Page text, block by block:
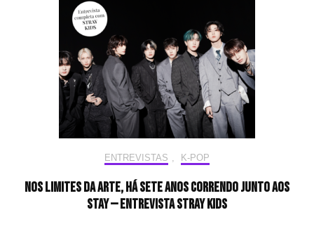
ENTREVISTAS K-POP
Nos limites da arte, há sete anos correndo junto aos
STAY — Entrevista Stray Kids